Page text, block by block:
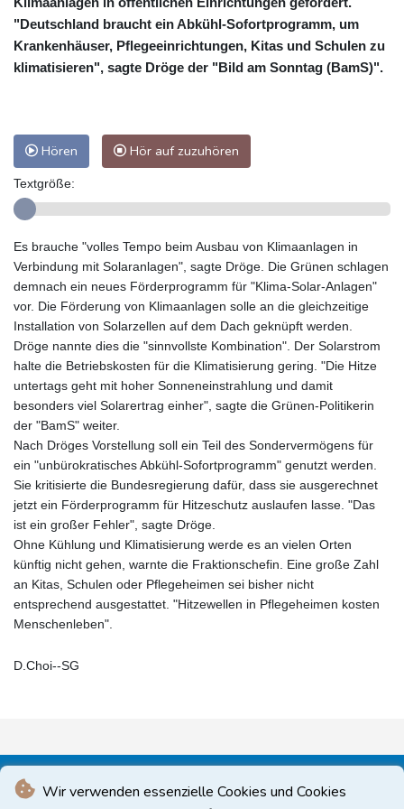
Wir verwenden essenzielle Cookies und Cookies
"Deutschland braucht ein Abkühl-Sofortprogramm, um
Krankenhäuser, Pflegeeinrichtungen, Kitas und Schulen zu
klimatisieren", sagte Dröge der "Bild am Sonntag (BamS)".
Hören Hör auf zuzuhören
Textgröße:
Es brauche "volles Tempo beim Ausbau von Klimaanlagen in
Verbindung mit Solaranlagen", sagte Dröge. Die Grünen schlagen
demnach ein neues Förderprogramm für "Klima-Solar-Anlagen"
vor. Die Förderung von Klimaanlagen solle an die gleichzeitige
Installation von Solarzellen auf dem Dach geknüpft werden.
Dröge nannte dies die "sinnvollste Kombination". Der Solarstrom
halte die Betriebskosten für die Klimatisierung gering. "Die Hitze
untertags geht mit hoher Sonneneinstrahlung und damit
besonders viel Solarertrag einher", sagte die Grünen-Politikerin
der "BamS" weiter.
Nach Dröges Vorstellung soll ein Teil des Sondervermögens für
ein "unbürokratisches Abkühl-Sofortprogramm" genutzt werden.
Sie kritisierte die Bundesregierung dafür, dass sie ausgerechnet
jetzt ein Förderprogramm für Hitzeschutz auslaufen lasse. "Das
ist ein großer Fehler", sagte Dröge.
Ohne Kühlung und Klimatisierung werde es an vielen Orten
künftig nicht gehen, warnte die Fraktionschefin. Eine große Zahl
an Kitas, Schulen oder Pflegeheimen sei bisher nicht
entsprechend ausgestattet. "Hitzewellen in Pflegeheimen kosten
Menschenleben".
D.Choi--SG